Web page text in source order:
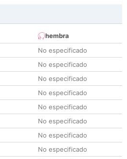
hembra
No especificado
No especificado
No especificado
No especificado
No especificado
No especificado
No especificado
No especificado